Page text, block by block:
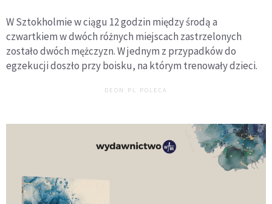
W Sztokholmie w ciągu 12 godzin między środą a
czwartkiem w dwóch różnych miejscach zastrzelonych
zostało dwóch mężczyzn. W jednym z przypadków do
egzekucji doszło przy boisku, na którym trenowały dzieci.
DEON.PL POLECA